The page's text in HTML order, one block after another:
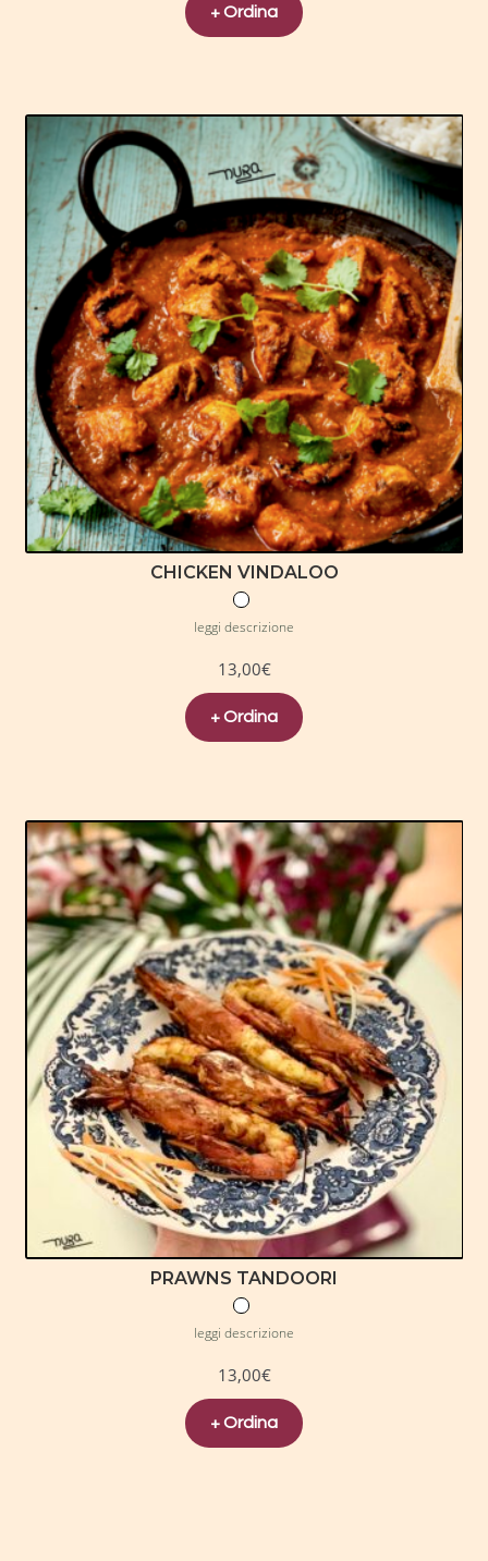
+ Ordina
CHICKEN VINDALOO
leggi descrizione
13,00€
+ Ordina
PRAWNS TANDOORI
leggi descrizione
13,00€
+ Ordina